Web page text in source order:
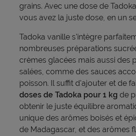
grains. Avec une dose de
vous avez la juste dose, en un
Tadoka vanille s'intègre
nombreuses préparations
crèmes glacées mais aussi des
salées, comme des sauces
poisson. Il suffit d'ajouter et de
doses de Tadoka pour 1 kg de
obtenir le juste équilibre
unique des arômes boisés et
de Madagascar, et des arômes